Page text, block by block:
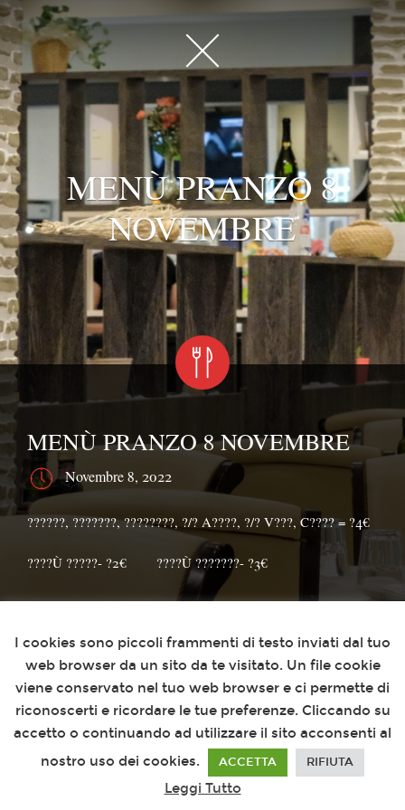
MENÙ PRANZO 8
NOVEMBRE
MENÙ PRANZO 8 NOVEMBRE
Novembre 8, 2022
??????, ???????, ????????, ?/? A????, ?/? V???, C???? = ?4€⁣⁣
????Ù ?????- ?2€⠀⠀⁣⁣⠀????Ù ???????- ?3€
I cookies sono piccoli frammenti di testo inviati dal tuo
web browser da un sito da te visitato. Un file cookie
viene conservato nel tuo web browser e ci permette di
riconoscerti e ricordare le tue preferenze. Cliccando su
accetto o continuando ad utilizzare il sito acconsenti al
nostro uso dei cookies.
ACCETTA RIFIUTA
Leggi Tutto